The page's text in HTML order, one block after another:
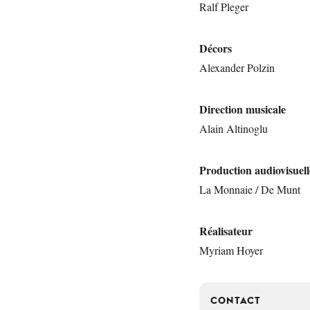
Ralf Pleger
Décors
Alexander Polzin
Direction musicale
Alain Altinoglu
Production
La Monnaie / De Munt
Réalisateur
Myriam Hoyer
CONTACT